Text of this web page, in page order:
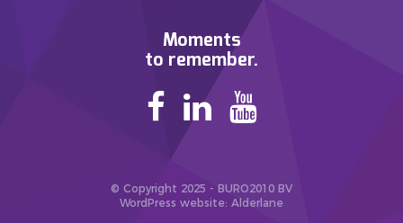
Moments
to remember.
© Copyright 2025 - BURO2010 BV
WordPress website: Alderlane